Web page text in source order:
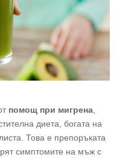
помощ при мигрена,
диета, богата на
Това е препоръката
симптомите на мъж с